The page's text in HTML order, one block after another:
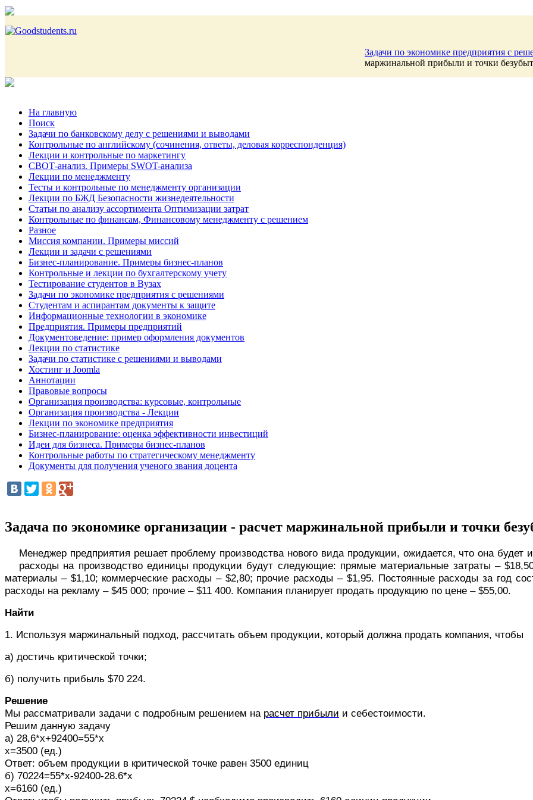
Задачи по экономике предприятия с
маржинальной прибыли и точки
На главную
Поиск
Задачи по банковскому делу с решениями и выводами
Контрольные по английскому (сочинения, ответы, деловая корреспонденция)
Лекции и контрольные по маркетингу
СВОТ-анализ. Примеры SWOT-анализа
Лекции по менеджменту
Тесты и контрольные по менеджменту организации
Лекции по БЖД Безопасности жизнедеятельности
Статьи по анализу ассортимента Оптимизации затрат
Контрольные по финансам, Финансовому менеджменту с решением
Разное
Миссия компании. Примеры миссий
Лекции и задачи с решениями
Бизнес-планирование. Примеры бизнес-планов
Контрольные и лекции по бухгалтерскому учету
Тестирование студентов в Вузах
Задачи по экономике предприятия с решениями
Студентам и аспирантам документы к защите
Информационные технологии в экономике
Предприятия. Примеры предприятий
Документоведение: пример оформления документов
Лекции по статистике
Задачи по статистике с решениями и выводами
Хостинг и Joomla
Аннотации
Правовые вопросы
Организация производства: курсовые, контрольные
Организация производства - Лекции
Лекции по экономике предприятия
Бизнес-планирование: оценка эффективности инвестиций
Идеи для бизнеса. Примеры бизнес-планов
Контрольные работы по стратегическому менеджменту
Документы для получения ученого звания доцента
Задача по экономике организации - расчет маржинальной прибыли и точки
Менеджер предприятия решает проблему производства нового вида продукции, ожидается, что она
расходы на производство едини­цы продукции будут следующие: прямые материальные затраты –
мате­риалы – $1,10; коммерческие расходы – $2,80; прочие расходы – $1,95. Постоянные расходы за год
расходы на рекламу – $45 000; про­чие – $11 400. Компания планирует продать продукцию по цене – $55,00.
Найти
1. Используя маржинальный подход, рассчитать объем продук­ции, который должна продать компания, чтобы
а) достичь критической точки;
б) получить прибыль $70 224.
Решение
Мы рассматривали задачи с подробным решением на расчет прибыли и себестоимости.
Решим данную задачу
а) 28,6*x+92400=55*x
x=3500 (ед.)
Ответ: объем продукции в критической точке равен 3500 единиц
б) 70224=55*x-92400-28.6*x
x=6160 (ед.)